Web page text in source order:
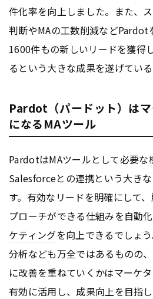
件化率を向上しました。また、
判断やMAの工数削減などPardot
1600件もの新しいリードを獲得
るという大きな成果を遂げてい
Pardot（パードット）は
になるMAツール
PardotはMAツールとして必要な
Salesforceとの連携という大き
す。有効なリードを明確にして
プローチができる仕組みを自動
ケティングを向上できるでしょ
分析なども万全ではあるものの
に改善を重ねていくかはマーケ
有効に活用し、成果向上を目指